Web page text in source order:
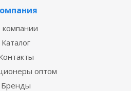
Каталог
оптом
Бренды